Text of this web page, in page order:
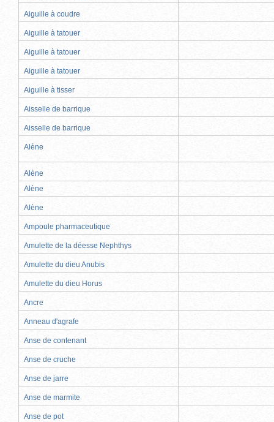
Aiguille à coudre
Aiguille à tatouer
Aiguille à tatouer
Aiguille à tatouer
Aiguille à tisser
Aisselle de barrique
Aisselle de barrique
Alène
Alène
Alène
Alène
Ampoule pharmaceutique
Amulette de la déesse Nephthys
Amulette du dieu Anubis
Amulette du dieu Horus
Ancre
Anneau d'agrafe
Anse de contenant
Anse de cruche
Anse de jarre
Anse de marmite
Anse de pot